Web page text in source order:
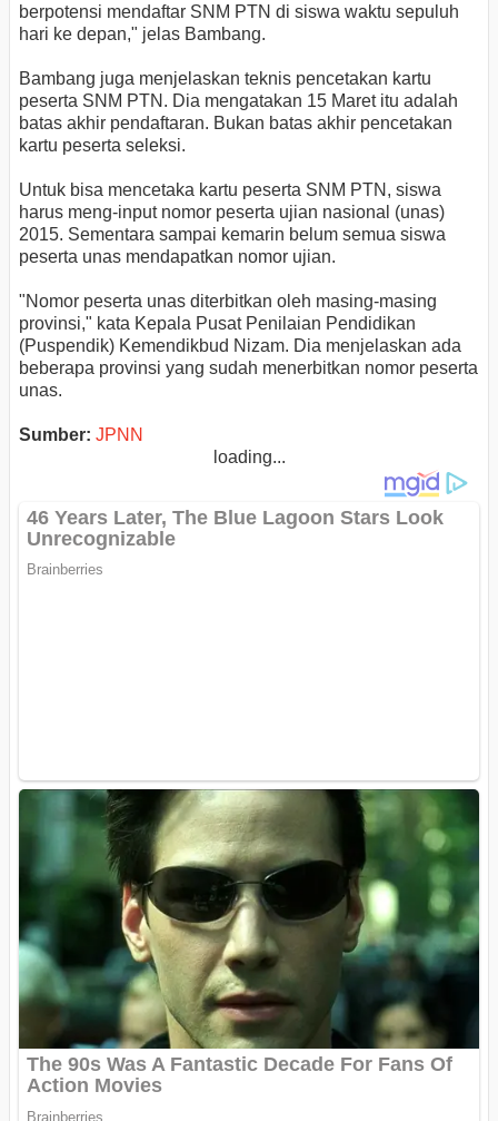
berpotensi mendaftar SNM PTN di siswa waktu sepuluh
hari ke depan," jelas Bambang.
Bambang juga menjelaskan teknis pencetakan kartu
peserta SNM PTN. Dia mengatakan 15 Maret itu adalah
batas akhir pendaftaran. Bukan batas akhir pencetakan
kartu peserta seleksi.
Untuk bisa mencetaka kartu peserta SNM PTN, siswa
harus meng-input nomor peserta ujian nasional (unas)
2015. Sementara sampai kemarin belum semua siswa
peserta unas mendapatkan nomor ujian.
"Nomor peserta unas diterbitkan oleh masing-masing
provinsi," kata Kepala Pusat Penilaian Pendidikan
(Puspendik) Kemendikbud Nizam. Dia menjelaskan ada
beberapa provinsi yang sudah menerbitkan nomor peserta
unas.
Sumber: JPNN
loading...